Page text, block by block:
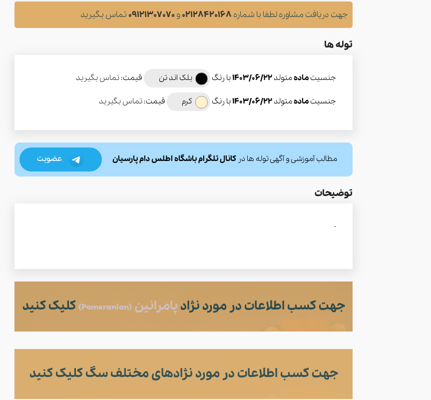
جهت دریافت مشاوره لطفا با شماره 02128420168و 09121307070 تماس بگیرید
توله ها
جنسیتمادهمتولد1403/06/22با رنگ بلک اند تن قیمت:تماس بگیرید
جنسیتمادهمتولد1403/06/22با رنگ کرم قیمت:تماس بگیرید
مطالب آموزشی و آگهی توله ها در کانال تلگرام باشگاه اطلس دام پارسیان عضویت
توضیحات
.
جهت کسب اطلاعات در مورد نژاد پامرانین (Pomeranian) کلیک کنید
جهت کسب اطلاعات در مورد نژادهای مختلف سگ کلیک کنید